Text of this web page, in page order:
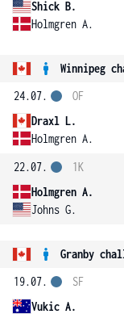
Shick B.
Holmgren A.
Winnipeg
24.07.
Draxl L.
Holmgren A.
OF
22.07.
Holmgren A.
Johns G.
1K
Granby
19.07.
Vukic A.
SF